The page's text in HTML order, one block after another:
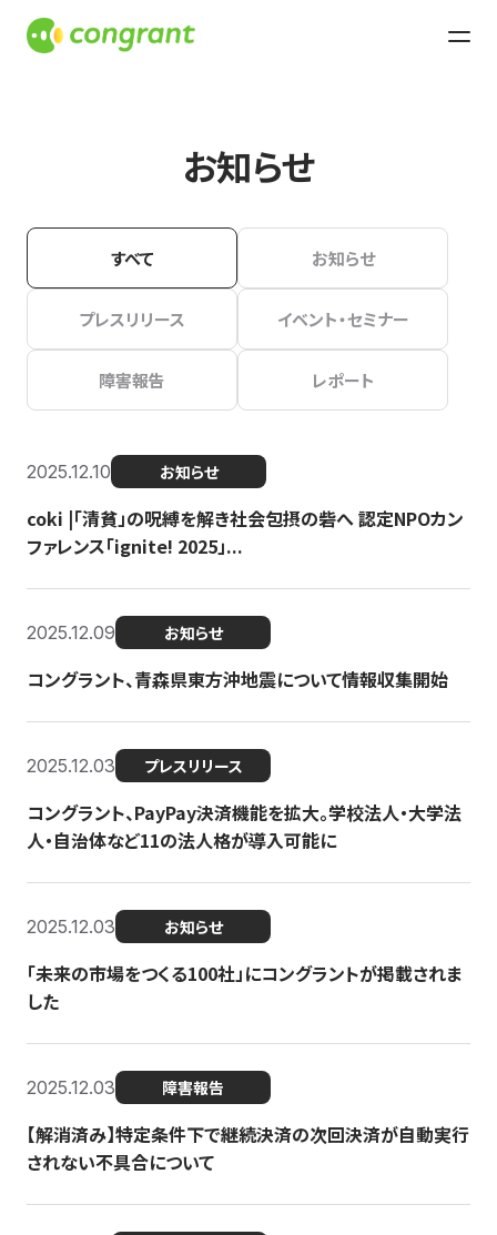
お知らせ
すべて お知らせ
プレスリリース イベント・セミナー
障害報告 レポート
2025.12.10 お知らせ
coki |「清貧」の呪縛を解き社会包摂の砦へ 認定NPOカン
ファレンス「ignite! 2025」...
2025.12.09 お知らせ
コングラント、青森県東方沖地震について情報収集開始
2025.12.03 プレスリリース
コングラント、PayPay決済機能を拡大。学校法人・大学法
人・自治体など11の法人格が導入可能に
2025.12.03 お知らせ
「未来の市場をつくる100社」にコングラントが掲載されま
した
2025.12.03 障害報告
【解消済み】特定条件下で継続決済の次回決済が自動実行
されない不具合について